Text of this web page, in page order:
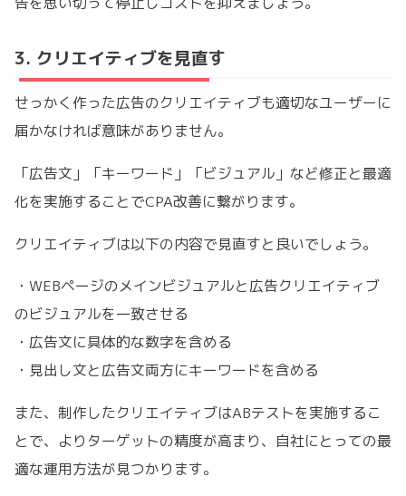
3. クリエイティブを見直す
せっかく作った広告のクリエイティブも適切なユーザーに
届かなければ意味がありません。
「広告文」「キーワード」「ビジュアル」など修正と最適
化を実施することでCPA改善に繋がります。
クリエイティブは以下の内容で見直すと良いでしょう。
・WEBページのメインビジュアルと広告クリエイティブ
のビジュアルを一致させる
・広告文に具体的な数字を含める
・見出し文と広告文両方にキーワードを含める
また、制作したクリエイティブはABテストを実施するこ
とで、よりターゲットの精度が高まり、自社にとっての最
適な運用方法が見つかります。